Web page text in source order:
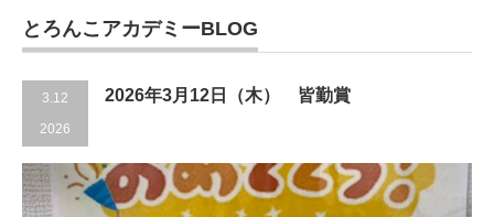
とろんこアカデミーBLOG
3.12
2026
2026年3月12日（木） 皆勤賞